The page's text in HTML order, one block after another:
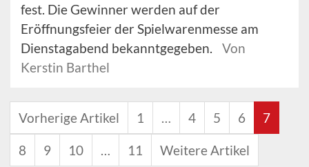
fest. Die Gewinner werden auf der
Eröffnungsfeier der Spielwarenmesse am
Dienstagabend bekanntgegeben.
Von
Kerstin Barthel
Vorherige Artikel 1 4 5 6 7
8 9 10 11 Weitere Artikel